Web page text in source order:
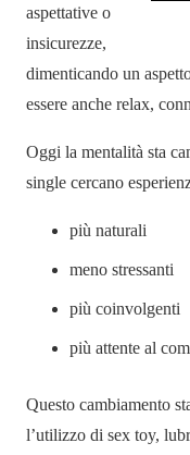
aspettative o
insicurezze,
dimenticando un
essere anche relax,
Oggi la mentalità sta
single cercano
più naturali
meno stressanti
più coinvolgenti
più attente al
Questo cambiamento
l’utilizzo di sex toy,